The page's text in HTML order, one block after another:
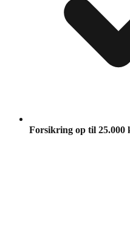
Forsikring op til 25.000